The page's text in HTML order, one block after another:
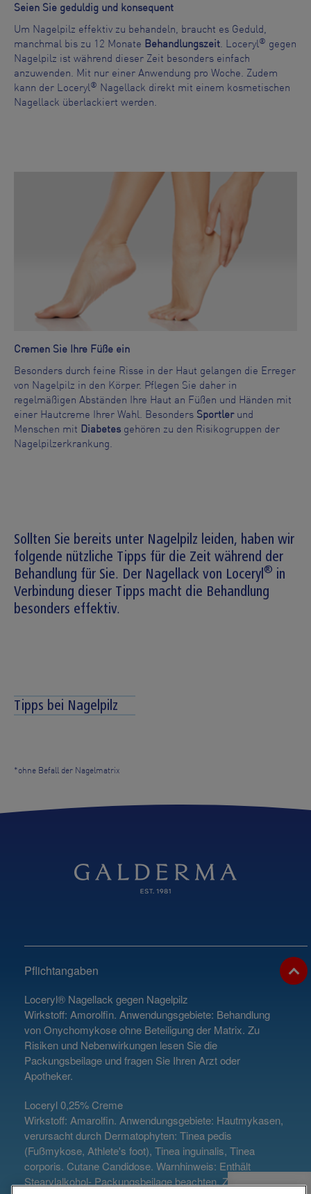
Seien Sie geduldig und konsequent
Um Nagelpilz effektiv zu behandeln, braucht es Geduld,
manchmal bis zu 12 Monate Behandlungszeit. Loceryl® gegen
Nagelpilz ist während dieser Zeit besonders einfach
anzuwenden. Mit nur einer Anwendung pro Woche. Zudem
kann der Loceryl® Nagellack direkt mit einem kosmetischen
Nagellack überlackiert werden.
Cremen Sie Ihre Füße ein
Besonders durch feine Risse in der Haut gelangen die Erreger
von Nagelpilz in den Körper. Pflegen Sie daher in
regelmäßigen Abständen Ihre Haut an Füßen und Händen mit
einer Hautcreme Ihrer Wahl. Besonders Sportlerund
Menschen mit Diabetes gehören zu den Risikogruppen der
Nagelpilzerkrankung.
Sollten Sie bereits unter Nagelpilz leiden, haben wir
folgende nützliche Tipps für die Zeit während der
Behandlung für Sie. Der Nagellack von Loceryl ® in
Verbindung dieser Tipps macht die Behandlung
besonders effektiv.
Tipps bei Nagelpilz
*ohne Befall der Nagelmatrix
Quick Access
Pflichtangaben
Loceryl® Nagellack gegen Nagelpilz
Wirkstoff: Amorolfin. Anwendungsgebiete: Behandlung
von Onychomykose ohne Beteiligung der Matrix. Zu
Risiken und Nebenwirkungen lesen Sie die
Packungsbeilage und fragen Sie Ihren Arzt oder
Apotheker.
Loceryl 0,25% Creme
Wirkstoff: Amarolfin. Anwendungsgebiete: Hautmykasen,
verursacht durch Dermatophyten: Tinea pedis
(Fußmykose, Athlete's foot), Tinea inguinalis, Tinea
corporis. Cutane Candidose. Warnhinweis: Enthält
Stearylalkohol- Packungsbeilage beachten. Zu Risiken